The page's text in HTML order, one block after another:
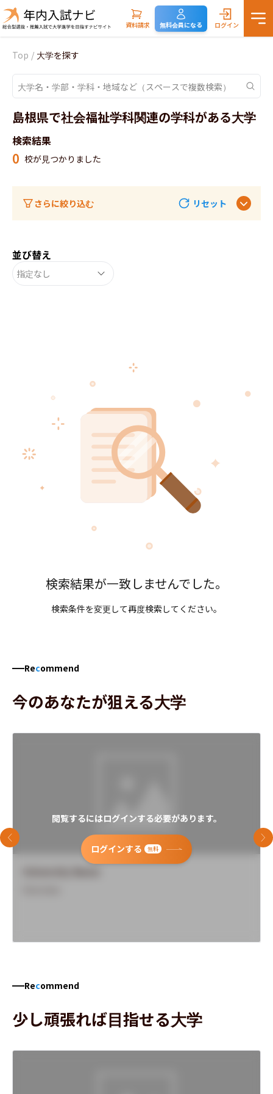
資料請求 無料会員になる ログイン
Top / 大学を探す
島根県で社会福祉学科関連の学科がある大学
検索結果
0 校が見つかりました
さらに絞り込む リセット
並び替え
指定なし
検索結果が一致しませんでした。
検索条件を変更して再度検索してください。
Recommend
今のあなたが狙える大学
閲覧するにはログインする必要があります。
ログインする 無料
前のスライド 次
Recommend
少し頑張れば目指せる大学